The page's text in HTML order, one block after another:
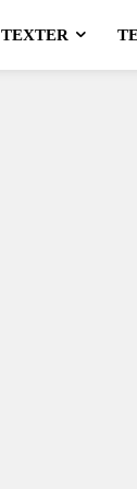
TEXTER